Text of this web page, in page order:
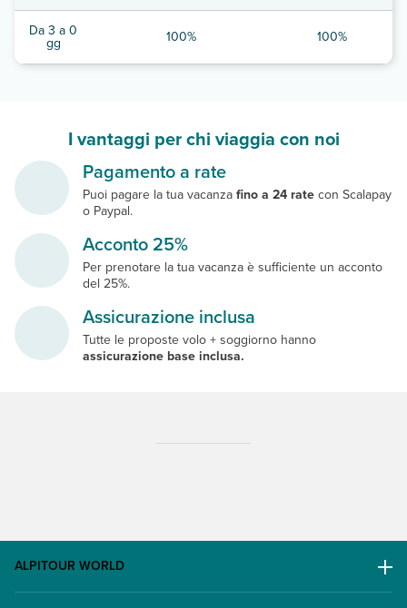
Da 3 a 0
gg 100% 100%
I vantaggi per chi viaggia con noi
Pagamento a rate
Puoi pagare la tua vacanzafino a 24 ratecon Scalapay
o Paypal.
Acconto 25%
Per prenotare la tua vacanza è sufficiente un acconto
del 25%.
Assicurazione inclusa
Tutte le proposte volo + soggiorno hanno
assicurazione base inclusa.
ALPITOUR WORLD
AWARD